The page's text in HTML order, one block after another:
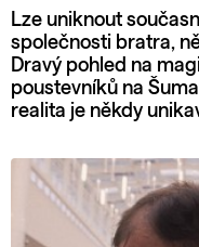
Lze uniknout
společnosti bratra,
Dravý pohled na
poustevníků na
realita je někdy